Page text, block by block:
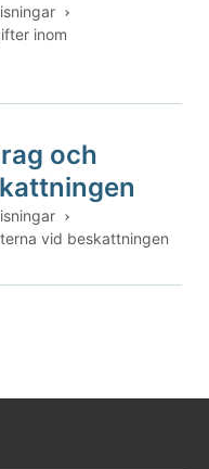
inom
och
vid beskattningen